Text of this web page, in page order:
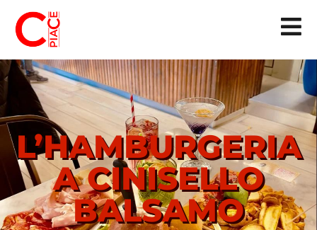
L’HAMBURGERIA
A CINISELLO
BALSAMO